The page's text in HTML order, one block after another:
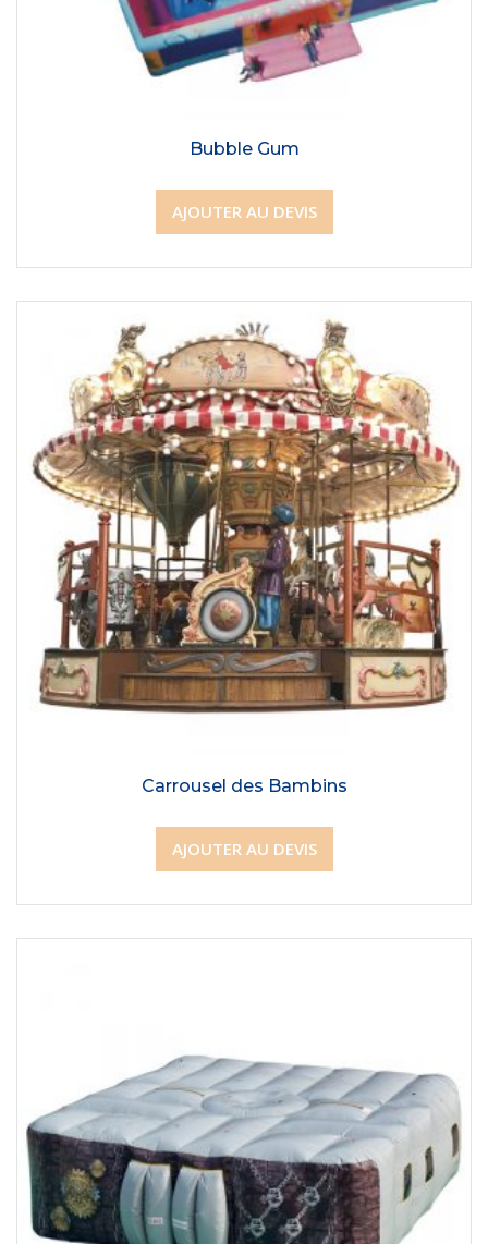
Bubble Gum
AJOUTER AU DEVIS
Carrousel des Bambins
AJOUTER AU DEVIS